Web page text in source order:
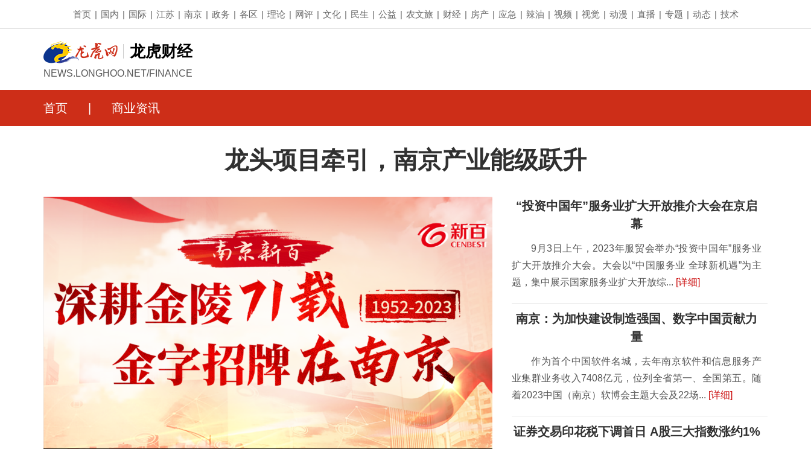
首页 | 国内 | 国际 | 江苏 | 南京 | 政务 | 各区 | 理论 | 网评 | 文化 | 民生 | 公益 | 农文旅 | 财经 | 房产 | 应急 | 辣油 | 视频 | 视觉 | 动漫 | 直播 | 专题 | 动态 | 技术
龙虎财经
NEWS.LONGHOO.NET/FINANCE
首页 商业资讯
龙头项目牵引，南京产业能级跃升
“投资中国年”服务业扩大开放推介大会在京启
幕
9月3日上午，2023年服贸会举办“投资中国年”服务业
扩大开放推介大会。大会以“中国服务业 全球新机遇”为主
题，集中展示国家服务业扩大开放综... [详细]
南京：为加快建设制造强国、数字中国贡献力
量
作为首个中国软件名城，去年南京软件和信息服务产
业集群业务收入7408亿元，位列全省第一、全国第五。随
着2023中国（南京）软博会主题大会及22场... [详细]
证券交易印花税下调首日 A股三大指数涨约1%